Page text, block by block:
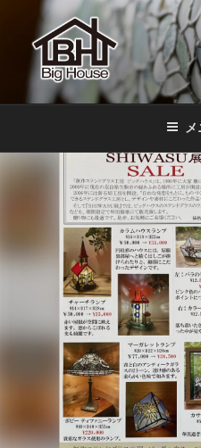
BIGHOUSE
ステンドグラス工房 大家勝